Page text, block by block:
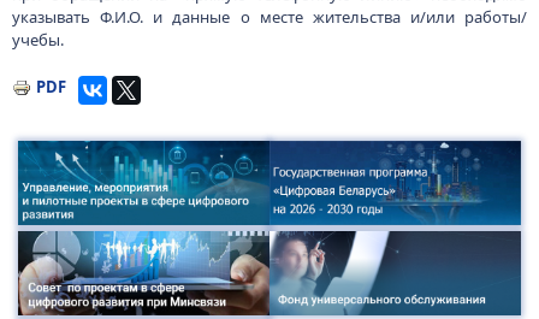
указывать Ф.И.О. и данные о месте жительства и/или работы/
учебы.
PDF